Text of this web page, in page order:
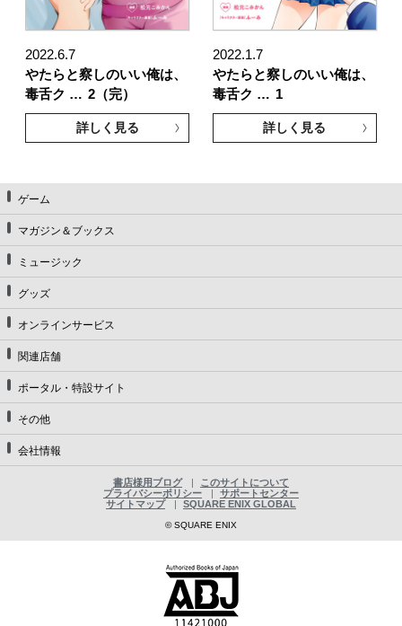
2022.6.7
やたらと察しのいい俺は、
毒舌ク … 2（完）
詳しく見る
2022.1.7
やたらと察しのいい俺は、
毒舌ク … 1
詳しく見る
ゲーム
マガジン＆ブックス
ミュージック
グッズ
オンラインサービス
関連店舗
ポータル・特設サイト
その他
会社情報
書店様用ブログ
このサイトについて
プライバシーポリシー
サポートセンター
サイトマップ
SQUARE ENIX GLOBAL
© SQUARE ENIX